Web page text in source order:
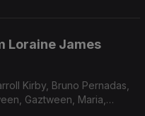
Loraine James
Kirby, Bruno Pernadas,
Gaztween, Maria,